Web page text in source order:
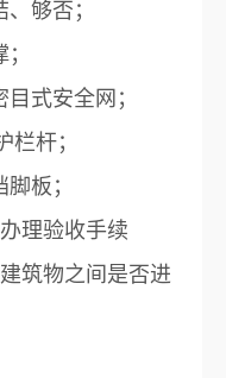
够否；
式安全网；
杆；
板；
理验收手续
筑物之间是否进